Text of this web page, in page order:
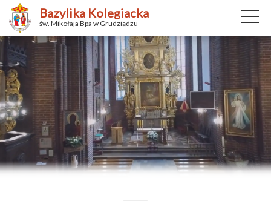
Bazylika Kolegiacka
św. Mikołaja Bpa w Grudziądzu